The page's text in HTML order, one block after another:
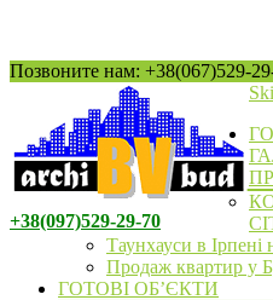
Позвоните нам: +38(067)529-
+38(097)529-29-70
Таунхауси в Ірпені
Продаж квартир у
ГОТОВІ ОБ’ЄКТИ